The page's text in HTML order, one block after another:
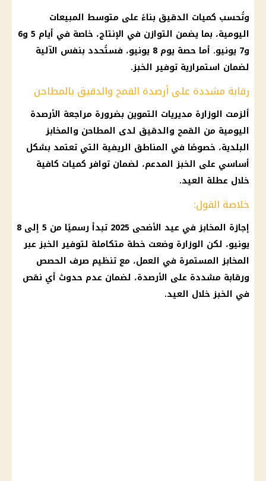
وتُحسب كميات الدقيق بناءً على متوسط المبيعات
اليومية، بما يضمن التوازن في الإنتاج، خاصة في أيام 5 و6
و7 يونيو. أما حصة يوم 8 يونيو، فستُحدد بنفس الآلية
لضمان استمرارية توفير الخبز.
رقابة مشددة على أرصدة القمح والدقيق بالمطاحن
ألزمت الوزارة مديريات التموين بضرورة مراجعة الأرصدة
اليومية من القمح والدقيق لدى المطاحن والمخابز
البلدية، خصوصًا في المناطق الريفية التي تعتمد بشكل
أساسي على الخبزالمدعم، لضمان توافر كميات كافية
خلال عطلة العيد.
خلاصة القول:
إجازة المخابزفي عيد الأضحى 2025
تبدأ رسميًا من 5 إلى 8
يونيو، لكن الوزارة وضعت خطة متكاملة لتوفير الخبز عبر
المخابزالمستمرة في العمل، مع تنظيم صرف الحصص
ورقابة مشددة على الأرصدة، لضمان عدم حدوث أي نقص
في الخبز خلال العيد.